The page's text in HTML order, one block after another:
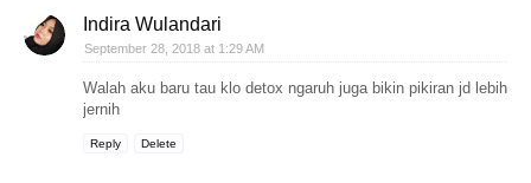
Indira Wulandari
September 28, 2018 at 1:29 AM
Walah aku baru tau klo detox ngaruh juga bikin pikiran jd lebih
jernih
Reply Delete